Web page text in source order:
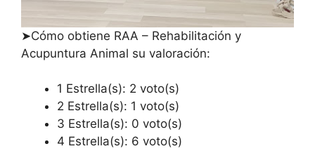
➤Cómo obtiene RAA – Rehabilitación y
Acupuntura Animal su valoración:
1 Estrella(s): 2 voto(s)
2 Estrella(s): 1 voto(s)
3 Estrella(s): 0 voto(s)
4 Estrella(s): 6 voto(s)